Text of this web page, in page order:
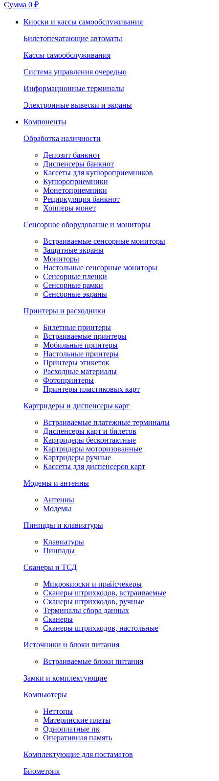
Сумма 0 ₽
Киоски и кассы самообслуживания
Билетопечатающие автоматы
Кассы самообслуживания
Система управления очередью
Информационные терминалы
Электронные вывески и экраны
Компоненты
Обработка наличности
Депозит банкнот
Диспенсеры банкнот
Кассеты для купюроприемников
Купюроприемники
Монетоприемники
Рециркуляция банкнот
Хопперы монет
Сенсорное оборудование и мониторы
Встраиваемые сенсорные мониторы
Защитные экраны
Мониторы
Настольные сенсорные мониторы
Сенсорные пленки
Сенсорные рамки
Сенсорные экраны
Принтеры и расходники
Билетные принтеры
Встраиваемые принтеры
Мобильные принтеры
Настольные принтеры
Принтеры этикеток
Расходные материалы
Фотопринтеры
Принтеры пластиковых карт
Картридеры и диспенсеры карт
Встраиваемые платежные терминалы
Диспенсеры карт и билетов
Картридеры бесконтактные
Картридеры моторизованные
Картридеры ручные
Кассеты для диспенсеров карт
Модемы и антенны
Антенны
Модемы
Пинпады и клавиатуры
Клавиатуры
Пинпады
Сканеры и ТСД
Микрокиоски и прайсчекеры
Сканеры штрихкодов, встраиваемые
Сканеры штрихкодов, ручные
Терминалы сбора данных
Сканеры
Сканеры штрихкодов, настольные
Источники и блоки питания
Встраиваемые блоки питания
Замки и комплектующие
Компьютеры
Неттопы
Материнские платы
Одноплатные пк
Оперативная память
Комплектующие для постаматов
Биометрия